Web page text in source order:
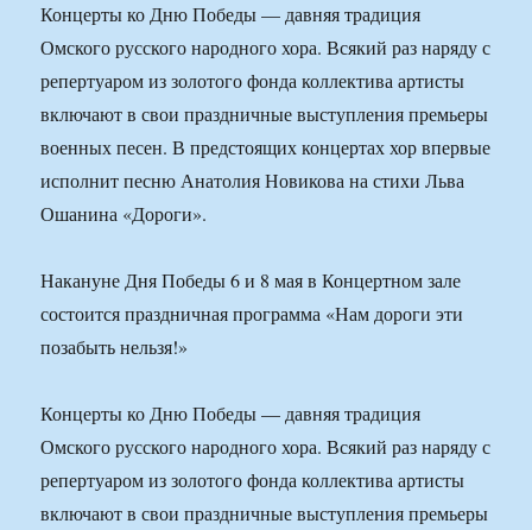
Концерты ко Дню Победы — давняя традиция
Омского русского народного хора. Всякий раз наряду с
репертуаром из золотого фонда коллектива артисты
включают в свои праздничные выступления премьеры
военных песен. В предстоящих концертах хор впервые
исполнит песню Анатолия Новикова на стихи Льва
Ошанина «Дороги».
Накануне Дня Победы 6 и 8 мая в Концертном зале
состоится праздничная программа «Нам дороги эти
позабыть нельзя!»
Концерты ко Дню Победы — давняя традиция
Омского русского народного хора. Всякий раз наряду с
репертуаром из золотого фонда коллектива артисты
включают в свои праздничные выступления премьеры